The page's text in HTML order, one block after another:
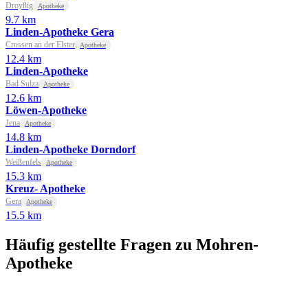
Droyßig Apotheke
9.7 km
Linden-Apotheke Gera
Crossen an der Elster Apotheke
12.4 km
Linden-Apotheke
Bad Sulza Apotheke
12.6 km
Löwen-Apotheke
Jena Apotheke
14.8 km
Linden-Apotheke Dorndorf
Weißenfels Apotheke
15.3 km
Kreuz- Apotheke
Gera Apotheke
15.5 km
Häufig gestellte Fragen zu Mohren-
Apotheke